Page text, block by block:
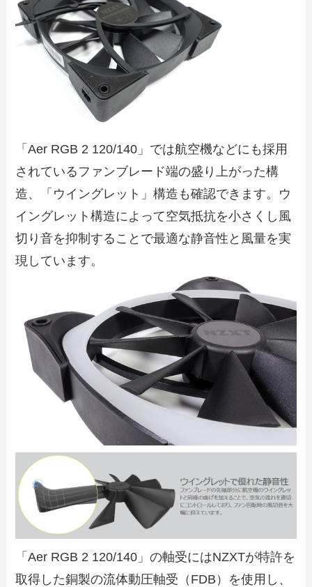
「Aer RGB 2 120/140」では航空機などにも採用
されているファンブレード端の盛り上がった構
造、「ウイングレット」構造も確認できます。ウ
イングレット構造によって空気抵抗を小さくし風
切り音を抑制することで最適な静音性と風量を実
現しています。
「Aer RGB 2 120/140」の軸受にはNZXTが特許を
取得した銅製の流体動圧軸受（FDB）を使用し、